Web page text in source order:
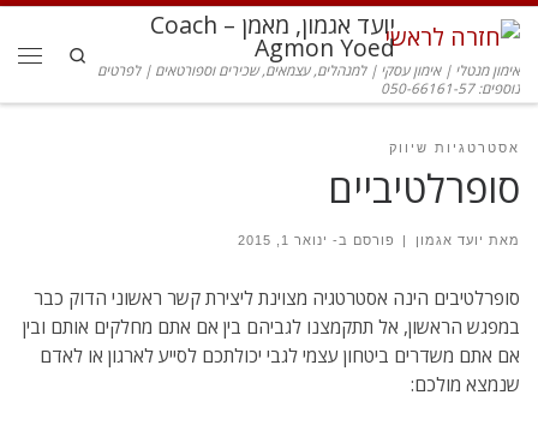
יועד אגמון, מאמן – Coach
Agmon Yoed
אימון מנטלי | אימון עסקי | למנהלים, עצמאים, שכירים וספורטאים | לפרטים
נוספים: 050-66161-57
Search
אסטרטגיות שיווק
סופרלטיביים
מאת יועד אגמון | פורסם ב- ינואר 1, 2015
סופרלטיבים הינה אסטרטגיה מצוינת ליצירת קשר ראשוני הדוק כבר
במפגש הראשון, אל תתקמצנו לגביהם בין אם אתם מחלקים אותם ובין
אם אתם משדרים ביטחון עצמי לגבי יכולתכם לסייע לארגון או לאדם
שנמצא מולכם: